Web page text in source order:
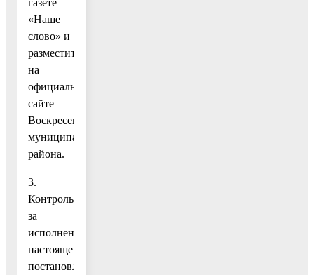
«Наше
слово» и
разместить
на
официальном
сайте
Воскресенского
муниципального
района.
3.
Контроль
за
исполнением
настоящего
постановления